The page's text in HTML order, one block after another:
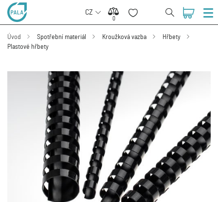
CZ
0
0
Úvod Spotřební materiál Kroužková vazba
Hřbety
Plastové hřbety